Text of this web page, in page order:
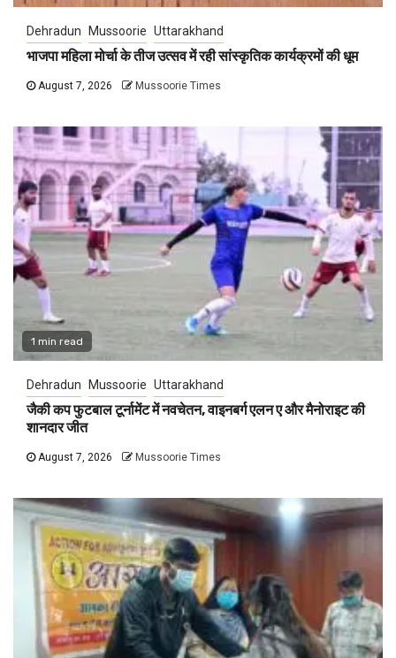
Dehradun Mussoorie Uttarakhand
भाजपा महिला मोर्चा के तीज उत्सव में रही सांस्कृतिक कार्यक्रमों की धूम
August 7, 2026 Mussoorie Times
1 min read
Dehradun Mussoorie Uttarakhand
जैकी कप फुटबाल टूर्नामेंट में नवचेतन, वाइनबर्ग एलन ए और मैनोराइट की
शानदार जीत
August 7, 2026 Mussoorie Times